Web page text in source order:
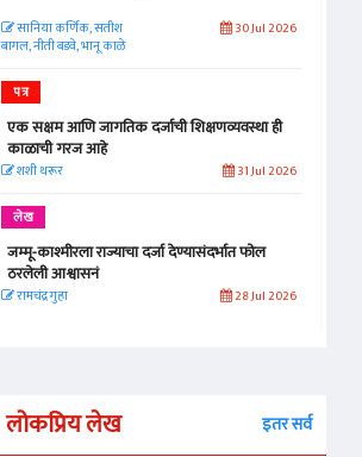
सानिया कर्णिक, सतीश
बागल, नीती बडवे, भानू काळे
30 Jul 2026
पत्र
एक सक्षम आणि जागतिक दर्जाची शिक्षणव्यवस्था ही
काळाची गरज आहे
शशी थरूर 31 Jul 2026
लेख
जम्मू-काश्मीरला राज्याचा दर्जा देण्यासंदर्भात फोल
ठरलेली आश्वासनं
रामचंद्र गुहा 28 Jul 2026
लोकप्रिय लेख इतर सर्व